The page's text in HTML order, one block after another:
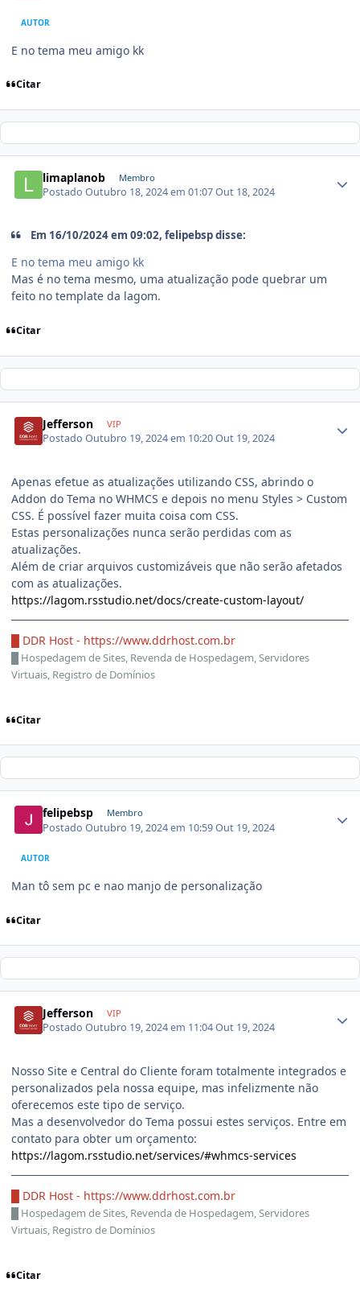
AUTOR
E no tema meu amigo kk
Citar
limaplanob Membro
PostadoOutubro 18, 2024 em 01:07Out 18, 2024
Em 16/10/2024 em 09:02, felipebsp disse:
E no tema meu amigo kk
Mas é no tema mesmo, uma atualização pode quebrar um
feito no template da lagom.
Citar
Jefferson VIP
PostadoOutubro 19, 2024 em 10:20Out 19, 2024
Apenas efetue as atualizações utilizando CSS, abrindo o
Addon do Tema no WHMCS e depois no menu Styles > Custom
CSS. É possível fazer muita coisa com CSS.
Estas personalizações nunca serão perdidas com as
atualizações.
Além de criar arquivos customizáveis que não serão afetados
com as atualizações.
https://lagom.rsstudio.net/docs/create-custom-layout/
█ DDR Host - https://www.ddrhost.com.br
Hospedagem de Sites, Revenda de Hospedagem, Servidores
Virtuais, Registro de Domínios
Citar
felipebsp Membro
PostadoOutubro 19, 2024 em 10:59Out 19, 2024
AUTOR
Man tô sem pc e nao manjo de personalização
Citar
Jefferson VIP
PostadoOutubro 19, 2024 em 11:04Out 19, 2024
Nosso Site e Central do Cliente foram totalmente integrados e
personalizados pela nossa equipe, mas infelizmente não
oferecemos este tipo de serviço.
Mas a desenvolvedor do Tema possui estes serviços. Entre em
contato para obter um orçamento:
https://lagom.rsstudio.net/services/#whmcs-services
█ DDR Host - https://www.ddrhost.com.br
Hospedagem de Sites, Revenda de Hospedagem, Servidores
Virtuais, Registro de Domínios
Citar